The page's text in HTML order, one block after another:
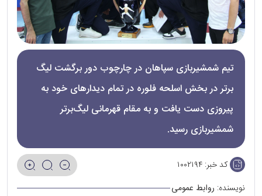
تیم شمشیربازی سپاهان در چارچوب دور برگشت لیگ
برتر در بخش اسلحه فلوره در تمام دیدارهای خود به
پیروزی دست یافت و به مقام قهرمانی لیگ‌برتر
شمشیربازی رسید.
کد خبر: ۱۰۰۲۱۹۴
نویسنده: روابط عمومی